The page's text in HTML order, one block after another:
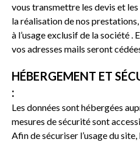
vous transmettre les devis et
la réalisation de nos
à l’usage exclusif de la société.
vos adresses mails seront
HÉBERGEMENT ET
:
Les données sont hébergées
mesures de sécurité sont
Afin de sécuriser l’usage du site,